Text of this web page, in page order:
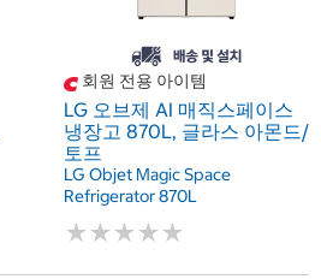
회원 전용 아이템
LG 오브제 AI 매직스페이스
냉장고 870L, 글라스 아몬드/
토프
LG Objet Magic Space
Refrigerator 870L
★★★★★
★★★★★